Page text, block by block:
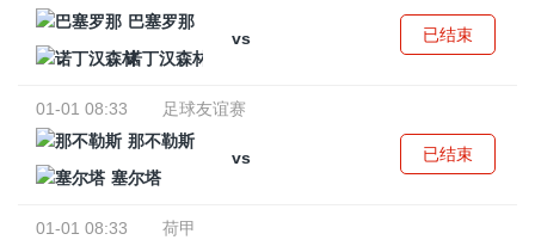
巴塞罗那
vs
诺丁汉森林
已结束
01-01 08:33
足球友谊赛
那不勒斯
vs
塞尔塔
已结束
01-01 08:33
荷甲